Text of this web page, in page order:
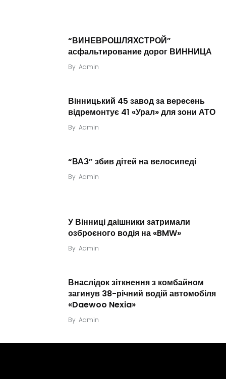
“ВИНЕВРОШЛЯХСТРОЙ”
асфальтирование дорог ВИННИЦА
By Admin
Вінницький 45 завод за вересень
відремонтує 41 «Урал» для зони АТО
By Admin
“ВАЗ” збив дітей на велосипеді
By Admin
У Вінниці даішники затримали
озброєного водія на «BMW»
By Admin
Внаслідок зіткнення з комбайном
загинув 38-річний водій автомобіля
«Daewoo Nexia»
By Admin